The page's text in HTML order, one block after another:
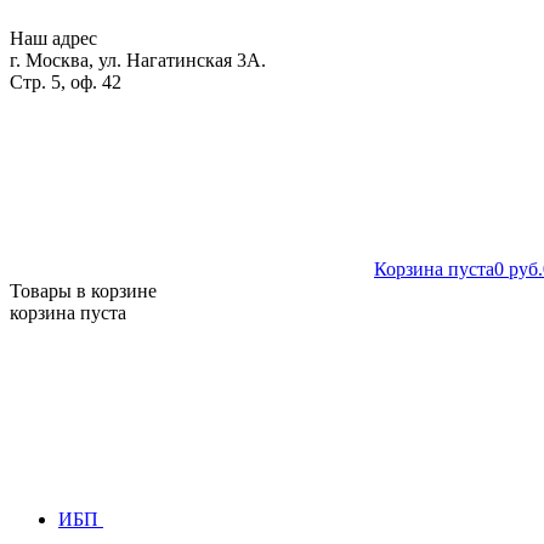
Наш адрес
г. Москва, ул. Нагатинская 3А.
Стр. 5, оф. 42
Корзина пуста0 руб.
Товары в корзине
корзина пуста
ИБП